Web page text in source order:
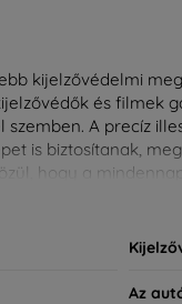
kijelzővédelmi
és filmek
szemben. A precíz
is biztosítanak,
hogy a
Az